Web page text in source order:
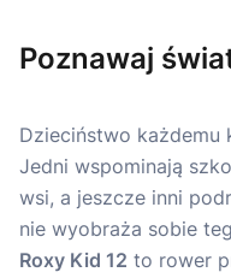
Poznawaj
Dzieciństwo każdemu
Jedni wspominają
wsi, a jeszcze inni
nie wyobraża sobie
Roxy Kid 12 to rower